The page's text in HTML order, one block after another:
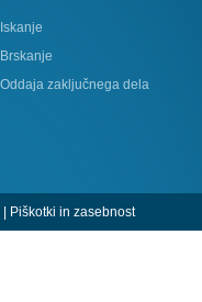
Iskanje
Brskanje
Oddaja zaključnega dela
| Piškotki in zasebnost